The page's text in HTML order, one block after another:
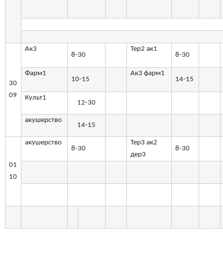
30
09
Ак3
8-30
Тер2 ак1
8-30
Фарм1
10-15
Ак3 фарм1
14-15
Культ1
12-30
акушерство
14-15
01
10
акушерство
8-30
Тер3 ак2
дер3
8-30